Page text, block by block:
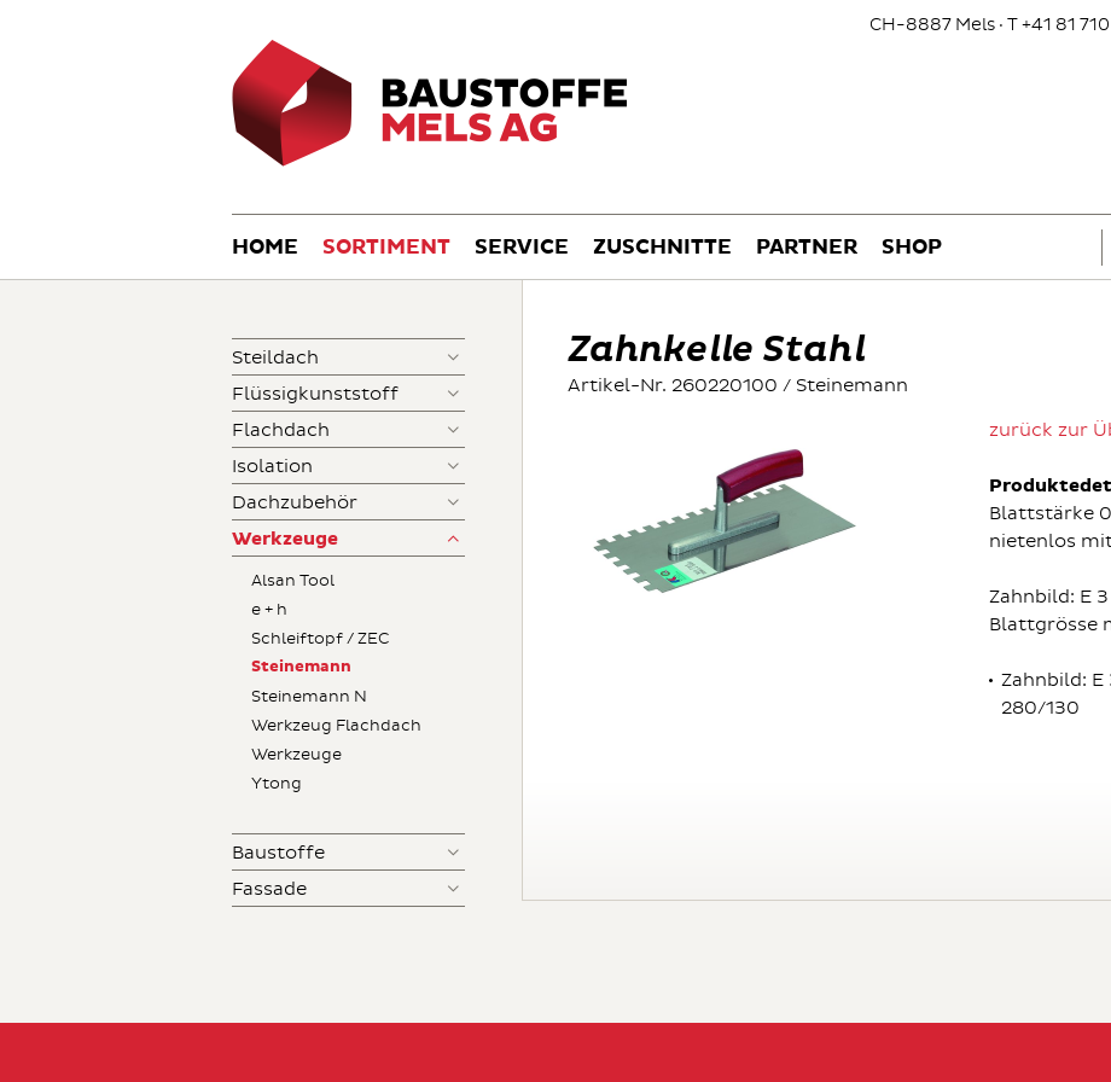
CH-8887 Mels · T +41 81
HOME SORTIMENT SERVICE ZUSCHNITTE PARTNER SHOP
Steildach
Flüssigkunststoff
Flachdach
Isolation
Dachzubehör
Werkzeuge
Alsan Tool
e + h
Schleiftopf / ZEC
Steinemann
Steinemann N
Werkzeug Flachdach
Werkzeuge
Ytong
Baustoffe
Fassade
Zahnkelle Stahl
Artikel-Nr. 260220100 / Steinemann
zurück zur
Blattstärke
nietenlos
Zahnbild: E 3
Blattgrösse
Zahnbild:
280/130